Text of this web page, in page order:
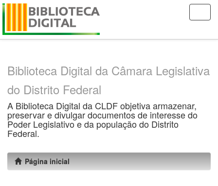
Skip
Biblioteca Digital da Câmara Legislativa
do Distrito Federal
A Biblioteca Digital da CLDF objetiva armazenar,
preservar e divulgar documentos de interesse do
Poder Legislativo e da população do Distrito
Federal.
Página inicial